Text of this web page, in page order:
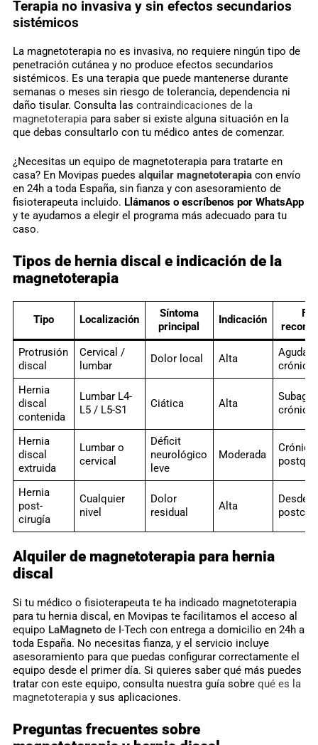
Terapia no invasiva y sin efectos secundarios
sistémicos
La magnetoterapia no es invasiva, no requiere ningún tipo de
penetración cutánea y no produce efectos secundarios
sistémicos. Es una terapia que puede mantenerse durante
semanas o meses sin riesgo de tolerancia, dependencia ni
daño tisular. Consulta las contraindicaciones de la
magnetoterapiapara saber si existe alguna situación en la
que debas consultarlo con tu médico antes de comenzar.
¿Necesitas un equipo de magnetoterapia para tratarte en
casa? En Movipas puedes alquilar magnetoterapiacon envío
en 24h a toda España, sin fianza y con asesoramiento de
fisioterapeuta incluido. Llámanos o escríbenos por WhatsApp
y te ayudamos a elegir el programa más adecuado para tu
caso.
Tipos de hernia discal e indicación de la
magnetoterapia
Tipo Localización
Síntoma
principal
Indicación
Protrusión
discal
Cervical /
lumbar
Dolor local Alta
Aguda y
crónica
Hernia
discal
contenida
Lumbar L4-
L5 / L5-S1
Ciática Alta
crónica
Hernia
discal
extruida
Lumbar o
cervical
Déficit
neurológico
leve
Moderada
Hernia
post-
cirugía
Cualquier
nivel
Dolor
residual
Alta
Desde
Alquiler de magnetoterapia para hernia
discal
Si tu médico o fisioterapeuta te ha indicado magnetoterapia
para tu hernia discal, en Movipas te facilitamos el acceso al
equipo LaMagnetode I-Tech con entrega a domicilio en 24h a
toda España. No necesitas fianza, y el servicio incluye
asesoramiento para que puedas configurar correctamente el
equipo desde el primer día. Si quieres saber qué más puedes
tratar con este equipo, consulta nuestra guía sobre qué es la
magnetoterapiay sus aplicaciones.
Preguntas frecuentes sobre